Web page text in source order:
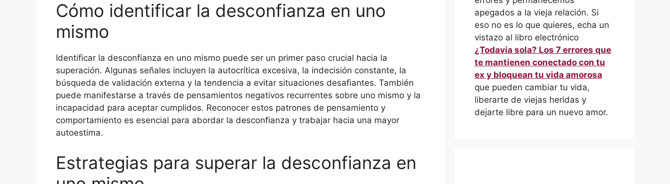
Cómo identificar la desconfianza en uno
mismo
Identificar la desconfianza en uno mismo puede ser un primer paso crucial hacia la
superación. Algunas señales incluyen la autocrítica excesiva, la indecisión constante, la
búsqueda de validación externa y la tendencia a evitar situaciones desafiantes. También
puede manifestarse a través de pensamientos negativos recurrentes sobre uno mismo y la
incapacidad para aceptar cumplidos. Reconocer estos patrones de pensamiento y
comportamiento es esencial para abordar la desconfianza y trabajar hacia una mayor
autoestima.
Estrategias para superar la desconfianza en
apegados a la vieja relación. Si
eso no es lo que quieres, echa un
vistazo al libro electrónico
¿Todavía sola? Los 7 errores que
te mantienen conectado con tu
ex y bloquean tu vida amorosa
que pueden cambiar tu vida,
liberarte de viejas heridas y
dejarte libre para un nuevo amor.